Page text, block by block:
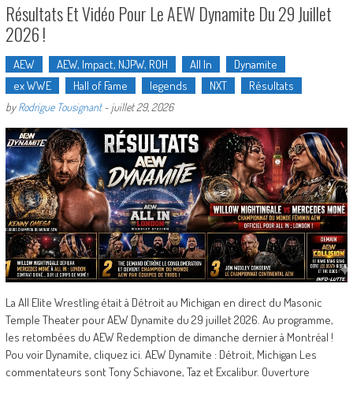
Résultats Et Vidéo Pour Le AEW Dynamite Du 29 Juillet
2026 !
AEW AEW, Impact, NJPW, ROH All In
Dynamite
ex WWE
Hall of Fame legends NXT Résultats
byRodrigue Tousignant- juillet 29, 2026
La All Elite Wrestling était à Détroit au Michigan en direct du Masonic
Temple Theater pour AEW Dynamite du 29 juillet 2026. Au programme,
les retombées du AEW Redemption de dimanche dernier à Montréal !
Pou voir Dynamite, cliquez ici. AEW Dynamite : Détroit, Michigan Les
commentateurs sont Tony Schiavone, Taz et Excalibur. Ouverture